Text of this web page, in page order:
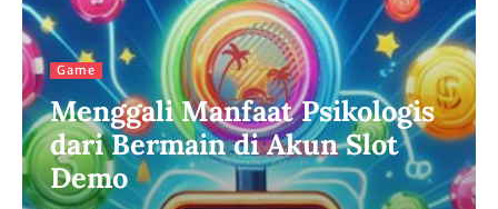
Game
Menggali Manfaat Psikologis
dari Bermain di Akun Slot
Demo